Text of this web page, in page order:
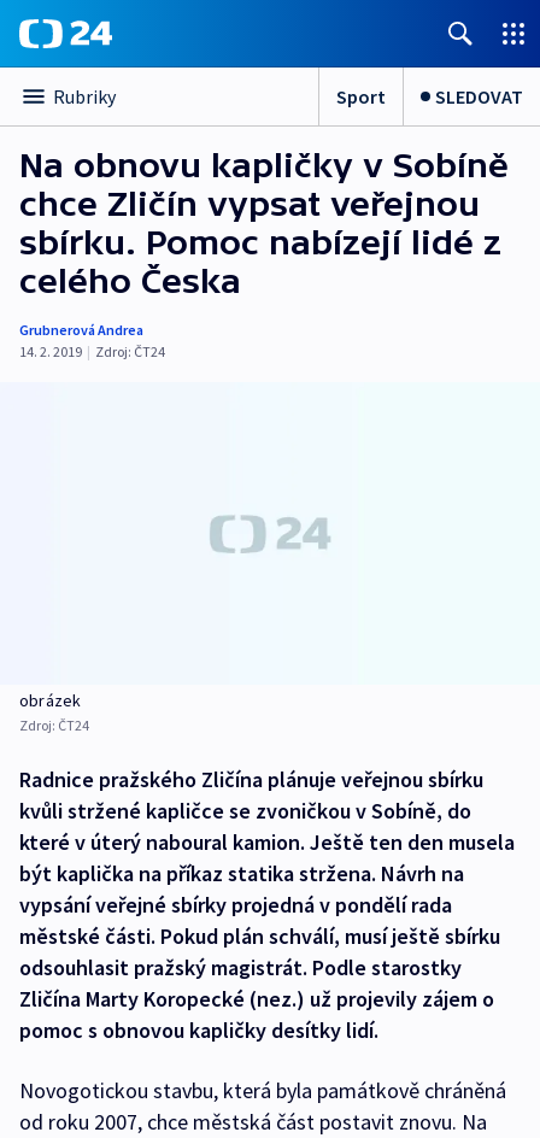
Rubriky Sport SLEDOVAT
Na obnovu kapličky v Sobíně
chce Zličín vypsat veřejnou
sbírku. Pomoc nabízejí lidé z
celého Česka
Grubnerová Andrea
14. 2. 2019 | Zdroj: ČT24
obrázek
Zdroj: ČT24
Radnice pražského Zličína plánuje veřejnou sbírku
kvůli stržené kapličce se zvoničkou v Sobíně, do
které v úterý naboural kamion. Ještě ten den musela
být kaplička na příkaz statika stržena. Návrh na
vypsání veřejné sbírky projedná v pondělí rada
městské části. Pokud plán schválí, musí ještě sbírku
odsouhlasit pražský magistrát. Podle starostky
Zličína Marty Koropecké (nez.) už projevily zájem o
pomoc s obnovou kapličky desítky lidí.
Novogotickou stavbu, která byla památkově chráněná
od roku 2007, chce městská část postavit znovu. Na